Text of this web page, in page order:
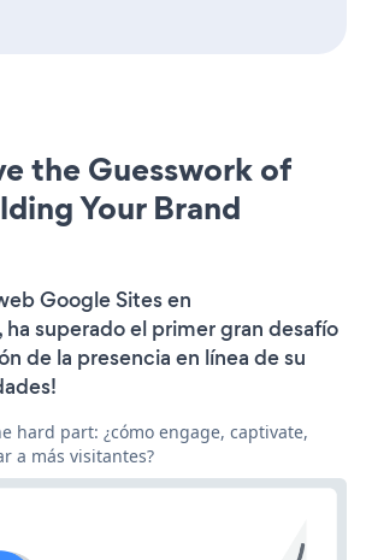
the Guesswork of
Your Brand
Google Sites en
superado el primer gran desafío
de la presencia en línea de su
hard part: ¿cómo engage, captivate,
a más visitantes?